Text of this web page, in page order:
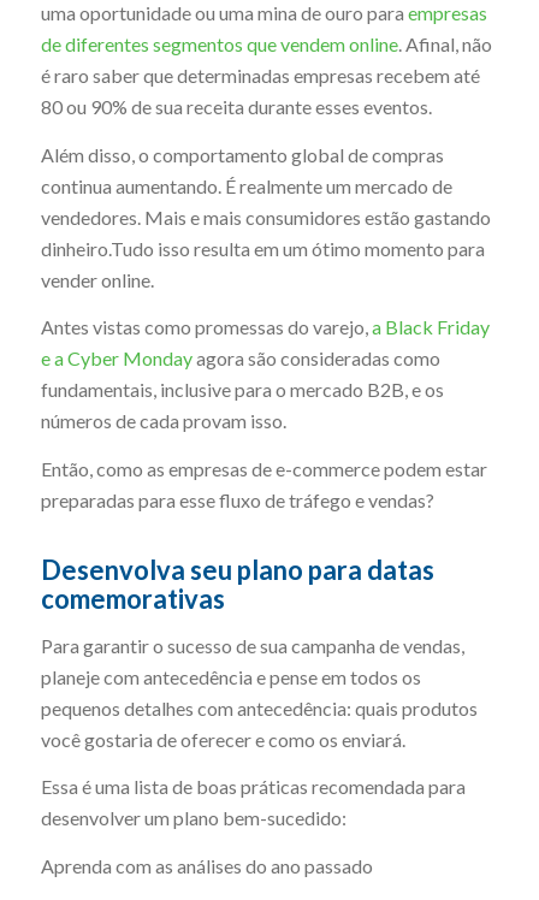
uma oportunidade ou uma mina de ouro para empresas
de diferentes segmentos que vendem online. Afinal, não
é raro saber que determinadas empresas recebem até
80 ou 90% de sua receita durante esses eventos.
Além disso, o comportamento global de compras
continua aumentando. É realmente um mercado de
vendedores. Mais e mais consumidores estão gastando
dinheiro.Tudo isso resulta em um ótimo momento para
vender online.
Antes vistas como promessas do varejo,a Black Friday
e a Cyber ​​Mondayagora são consideradas como
fundamentais, inclusive para o mercado B2B, e os
números de cada provam isso.
Então, como as empresas de e-commerce podem estar
preparadas para esse fluxo de tráfego e vendas?
Desenvolva seu plano para datas
comemorativas
Para garantir o sucesso de sua campanha de vendas,
planeje com antecedência e pense em todos os
pequenos detalhes com antecedência: quais produtos
você gostaria de oferecer e como os enviará.
Essa é uma lista de boas práticas recomendada para
desenvolver um plano bem-sucedido:
Aprenda com as análises do ano passado